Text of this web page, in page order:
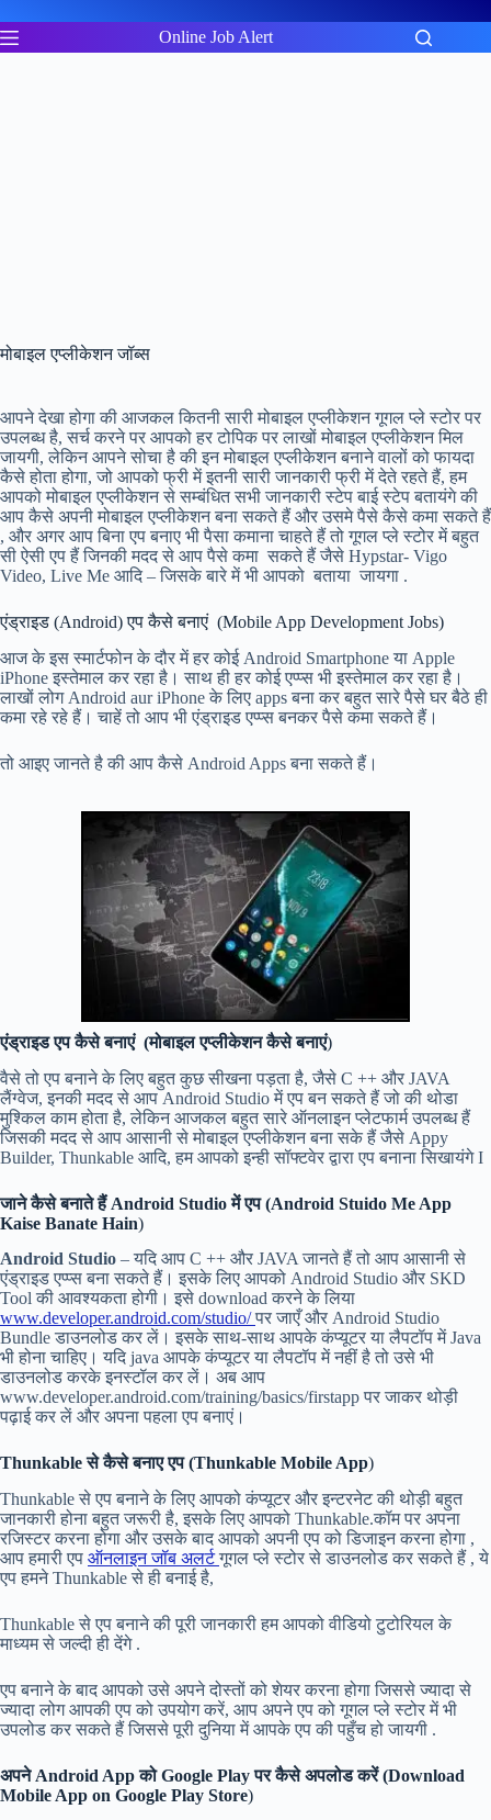
to
content
Online Job Alert
मोबाइल एप्लीकेशन जॉब्स
आपने देखा होगा की आजकल कितनी सारी मोबाइल एप्लीकेशन गूगल प्ले स्टोर पर
उपलब्ध है, सर्च करने पर आपको हर टोपिक पर लाखों मोबाइल एप्लीकेशन मिल
जायगी, लेकिन आपने सोचा है की इन मोबाइल एप्लीकेशन बनाने वालों को फायदा
कैसे होता होगा, जो आपको फ्री में इतनी सारी जानकारी फ्री में देते रहते हैं, हम
आपको मोबाइल एप्लीकेशन से सम्बंधित सभी जानकारी स्टेप बाई स्टेप बतायंगे की
आप कैसे अपनी मोबाइल एप्लीकेशन बना सकते हैं और उसमे पैसे कैसे कमा सकते हैं
, और अगर आप बिना एप बनाए भी पैसा कमाना चाहते हैं तो गूगल प्ले स्टोर में बहुत
सी ऐसी एप हैं जिनकी मदद से आप पैसे कमा सकते हैं जैसे Hypstar- Vigo
Video, Live Me आदि – जिसके बारे में भी आपको बताया जायगा .
एंड्राइड (Android) एप कैसे बनाएं (Mobile App Development Jobs)
आज के इस स्मार्टफोन के दौर में हर कोई Android Smartphone या Apple
iPhone इस्तेमाल कर रहा है। साथ ही हर कोई एप्प्स भी इस्तेमाल कर रहा है।
लाखों लोग Android aur iPhone के लिए apps बना कर बहुत सारे पैसे घर बैठे ही
कमा रहे रहे हैं। चाहें तो आप भी एंड्राइड एप्प्स बनकर पैसे कमा सकते हैं।
तो आइए जानते है की आप कैसे Android Apps बना सकते हैं।
एंड्राइड एप कैसे बनाएं (मोबाइल एप्लीकेशन कैसे बनाएं)
वैसे तो एप बनाने के लिए बहुत कुछ सीखना पड़ता है, जैसे C ++ और JAVA
लैंग्वेज, इनकी मदद से आप Android Studio में एप बन सकते हैं जो की थोडा
मुश्किल काम होता है, लेकिन आजकल बहुत सारे ऑनलाइन प्लेटफार्म उपलब्ध हैं
जिसकी मदद से आप आसानी से मोबाइल एप्लीकेशन बना सके हैं जैसे Appy
Builder, Thunkable आदि, हम आपको इन्ही सॉफ्टवेर द्वारा एप बनाना सिखायंगे I
जाने कैसे बनाते हैं Android Studio में एप (Android Stuido Me App
Kaise Banate Hain)
Android Studio – यदि आप C ++ और JAVA जानते हैं तो आप आसानी से
एंड्राइड एप्प्स बना सकते हैं। इसके लिए आपको Android Studio और SKD
Tool की आवश्यकता होगी। इसे download करने के लिया
www.developer.android.com/studio/पर जाएँ और Android Studio
Bundle डाउनलोड कर लें। इसके साथ-साथ आपके कंप्यूटर या लैपटॉप में Java
भी होना चाहिए। यदि java आपके कंप्यूटर या लैपटॉप में नहीं है तो उसे भी
डाउनलोड करके इनस्टॉल कर लें। अब आप
www.developer.android.com/training/basics/firstapp पर जाकर थोड़ी
पढ़ाई कर लें और अपना पहला एप बनाएं।
Thunkable से कैसे बनाए एप (Thunkable Mobile App)
Thunkable से एप बनाने के लिए आपको कंप्यूटर और इन्टरनेट की थोड़ी बहुत
जानकारी होना बहुत जरूरी है, इसके लिए आपको Thunkable.कॉम पर अपना
रजिस्टर करना होगा और उसके बाद आपको अपनी एप को डिजाइन करना होगा ,
आप हमारी एप ऑनलाइन जॉब अलर्टगूगल प्ले स्टोर से डाउनलोड कर सकते हैं , ये
एप हमने Thunkable से ही बनाई है,
Thunkable से एप बनाने की पूरी जानकारी हम आपको वीडियो टुटोरियल के
माध्यम से जल्दी ही देंगे .
एप बनाने के बाद आपको उसे अपने दोस्तों को शेयर करना होगा जिससे ज्यादा से
ज्यादा लोग आपकी एप को उपयोग करें, आप अपने एप को गूगल प्ले स्टोर में भी
उपलोड कर सकते हैं जिससे पूरी दुनिया में आपके एप की पहुँच हो जायगी .
अपने Android App को Google Play पर कैसे अपलोड करें (Download
Mobile App on Google Play Store)